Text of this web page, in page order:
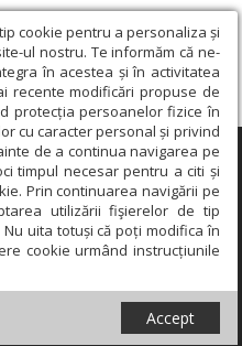
cookie pentru a personaliza și
ul nostru. Te informăm că ne-
în acestea și în activitatea
recente modificări propuse de
protecția persoanelor fizice în
cu caracter personal și privind
de a continua navigarea pe
timpul necesar pentru a citi și
Prin continuarea navigării pe
utilizării fişierelor de tip
uita totuși că poți modifica în
cookie urmând instrucțiunile
Accept
×